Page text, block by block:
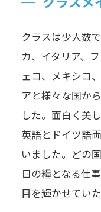
クラスは少人数
カ、イタリア、
ェコ、メキシコ
アと様々な国か
した。面白く美
英語とドイツ語
いました。どの
日の糧となる仕
目を輝かせてい